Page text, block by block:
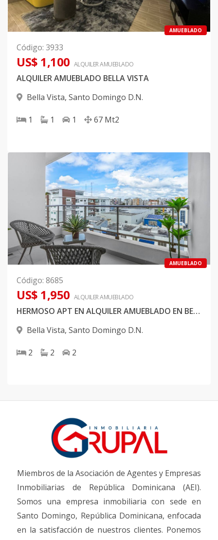
AMUEBLADO
Código: 3933
US$ 1,100 ALQUILERAMUEBLADO
ALQUILER AMUEBLADO BELLA VISTA
Bella Vista, Santo Domingo D.N.
1 1 1 67 Mt2
AMUEBLADO
Código: 8685
US$ 1,950 ALQUILERAMUEBLADO
HERMOSO APT EN ALQUILER AMUEBLADO EN BELLA VISTA
Bella Vista, Santo Domingo D.N.
2 2 2
Miembros de la Asociación de Agentes y Empresas
Inmobiliarias de República Dominicana (AEI).
Somos una empresa inmobiliaria con sede en
Santo Domingo, República Dominicana, enfocada
en la satisfacción de nuestros clientes. Ponemos